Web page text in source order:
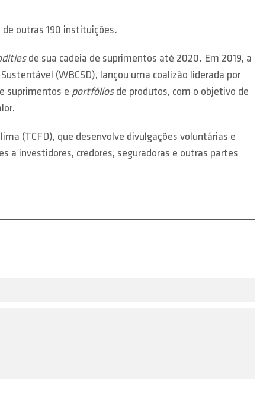
de outras 190 instituições.
de sua cadeia de suprimentos até 2020. Em 2019, a
(WBCSD), lançou uma coalizão liderada por
suprimentos e portfóliosde produtos, com o objetivo de
(TCFD), que desenvolve divulgações voluntárias e
a investidores, credores, seguradoras e outras partes